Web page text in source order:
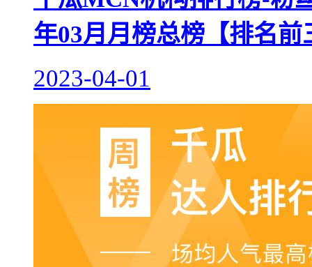
年03月月榜总榜【排名
2023-04-01